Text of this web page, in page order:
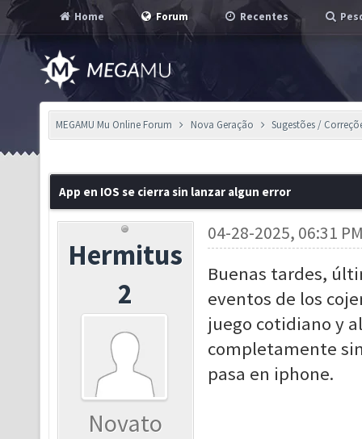
Home Forum Recentes
MEGAMU Mu Online Forum Nova Geração Sugestões /
App en IOS se cierra sin lanzar algun error
Hermitus
2
Novato
04-28-2025, 06:31
Buenas tardes,
eventos de los
juego cotidiano y
completamente
pasa en iphone.